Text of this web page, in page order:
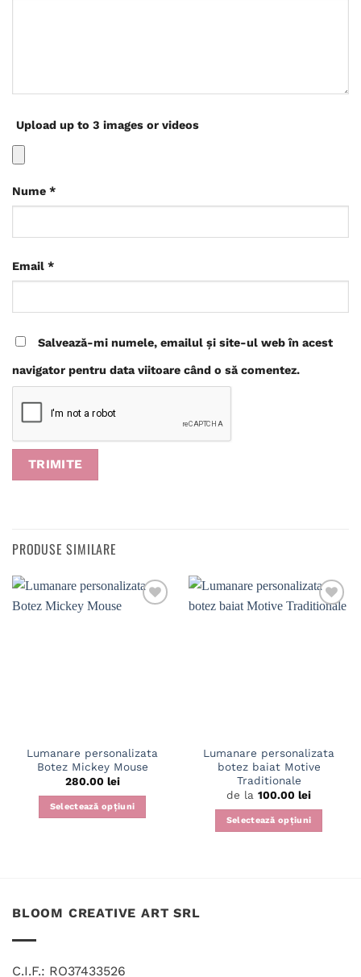
Upload up to 3 images or videos
Nume *
Email *
Salvează-mi numele, emailul și site-ul web în acest
navigator pentru data viitoare când o să comentez.
PRODUSE SIMILARE
Lumanare personalizata
Botez Mickey Mouse
280.00 lei
Selectează opțiuni
Lumanare personalizata
botez baiat Motive
Traditionale
de la 100.00 lei
Selectează opțiuni
BLOOM CREATIVE ART SRL
C.I.F.: RO37433526